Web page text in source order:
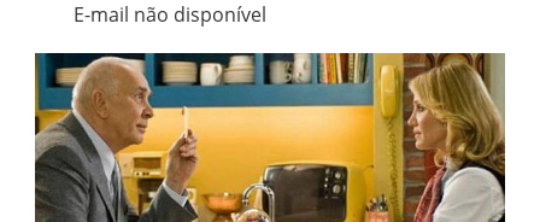
E-mail não disponível